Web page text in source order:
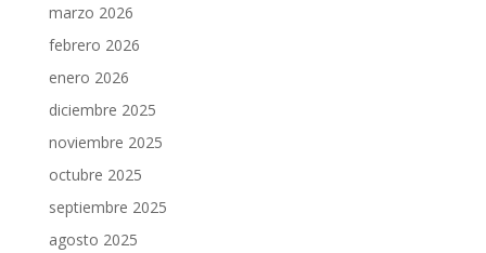
marzo 2026
febrero 2026
enero 2026
diciembre 2025
noviembre 2025
octubre 2025
septiembre 2025
agosto 2025